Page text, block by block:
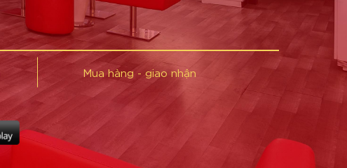
Mua hàng - giao nhận